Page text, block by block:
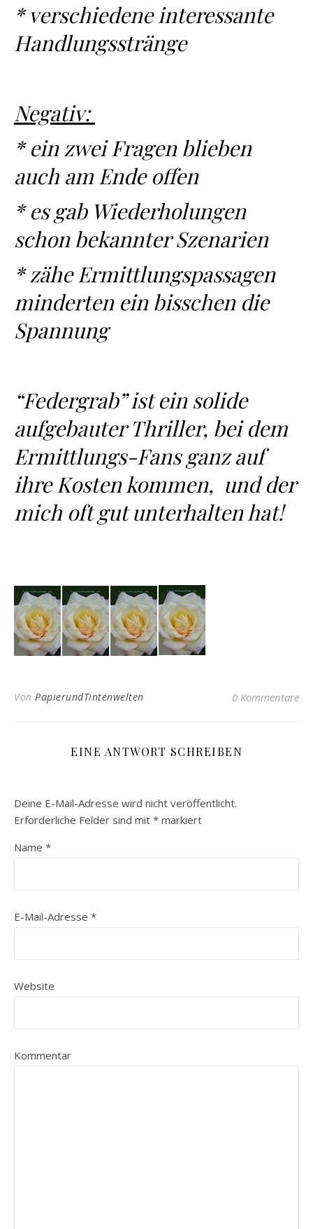
* verschiedene interessante
Handlungsstränge
Negativ:
* ein zwei Fragen blieben
auch am Ende offen
* es gab Wiederholungen
schon bekannter Szenarien
* zähe Ermittlungspassagen
minderten ein bisschen die
Spannung
“Federgrab” ist ein solide
aufgebauter Thriller, bei dem
Ermittlungs-Fans ganz auf
ihre Kosten kommen, und der
mich oft gut unterhalten hat!
Von PapierundTintenwelten 0 Kommentare
EINE ANTWORT SCHREIBEN
Deine E-Mail-Adresse wird nicht veröffentlicht.
Erforderliche Felder sind mit * markiert
Name *
E-Mail-Adresse *
Website
Kommentar